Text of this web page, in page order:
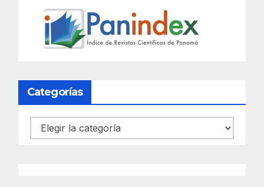
Categorías
Categorías